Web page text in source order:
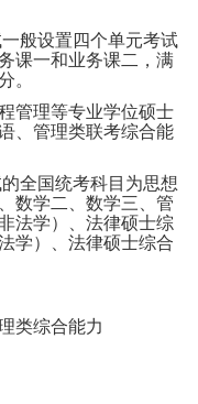
般设置四个单元考试
课一和业务课二，满
。
管理等专业学位硕士
、管理类联考综合能
全国统考科目为思想
数学二、数学三、管
法学）、法律硕士综
学）、法律硕士综合
类综合能力